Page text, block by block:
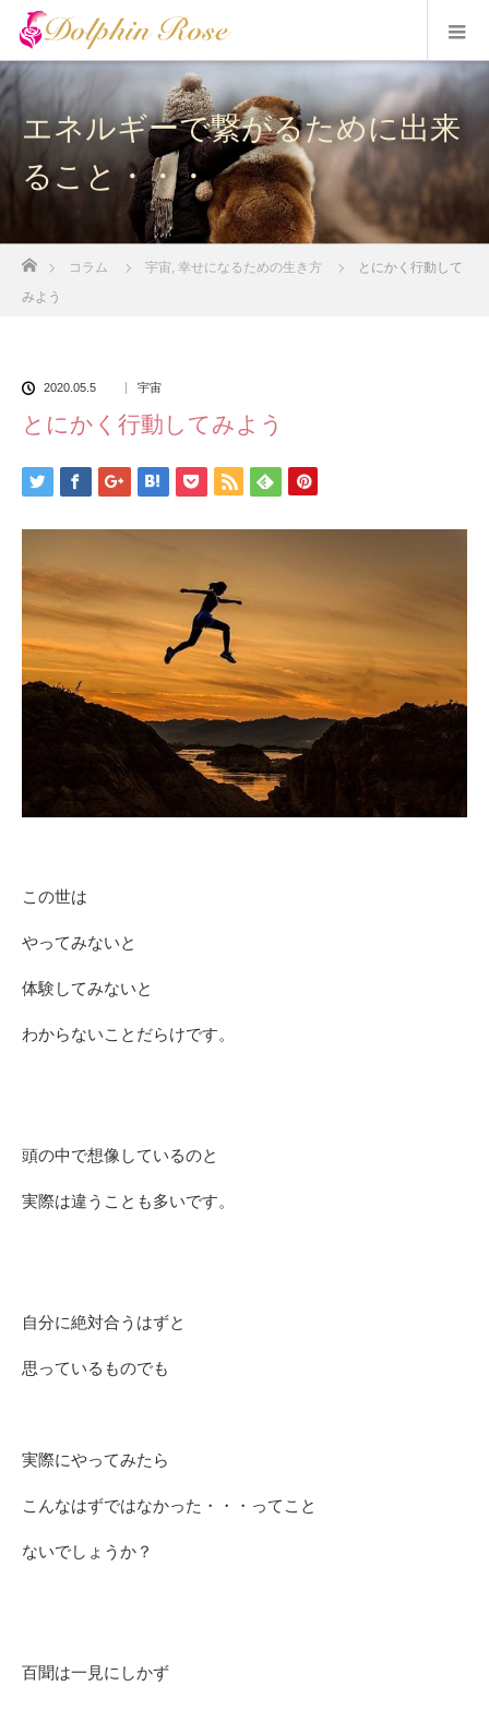
エネルギーで繋がるために出来
ること・・・
コラム 宇宙 幸せになるための生き方
とにかく行動して
みよう
2020.05.5 宇宙
とにかく行動してみよう
この世は
やってみないと
体験してみないと
わからないことだらけです。
頭の中で想像しているのと
実際は違うことも多いです。
自分に絶対合うはずと
思っているものでも
実際にやってみたら
こんなはずではなかった・・・ってこと
ないでしょうか？
百聞は一見にしかず